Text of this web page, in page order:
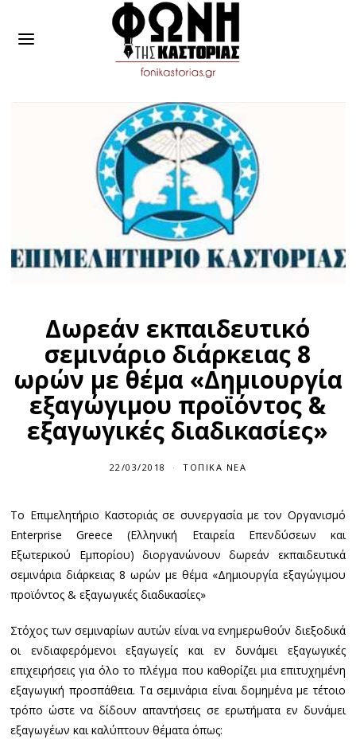
Δωρεάν εκπαιδευτικό
σεμινάριο διάρκειας 8
ωρών με θέμα «Δημιουργία
εξαγώγιμου προϊόντος &
εξαγωγικές διαδικασίες»
22/03/2018 ΤΟΠΙΚΆ ΝΈΑ
Το Επιμελητήριο Καστοριάς σε συνεργασία με τον Οργανισμό
Enterprise Greece (Ελληνική Εταιρεία Επενδύσεων και
Εξωτερικού Εμπορίου) διοργανώνουν δωρεάν εκπαιδευτικά
σεμινάρια διάρκειας 8 ωρών με θέμα «Δημιουργία εξαγώγιμου
προϊόντος & εξαγωγικές διαδικασίες»
Στόχος των σεμιναρίων αυτών είναι να ενημερωθούν διεξοδικά
οι ενδιαφερόμενοι εξαγωγείς και εν δυνάμει εξαγωγικές
επιχειρήσεις για όλο το πλέγμα που καθορίζει μια επιτυχημένη
εξαγωγική προσπάθεια. Τα σεμινάρια είναι δομημένα με τέτοιο
τρόπο ώστε να δίδουν απαντήσεις σε ερωτήματα εν δυνάμει
εξαγωγέων και καλύπτουν θέματα όπως: